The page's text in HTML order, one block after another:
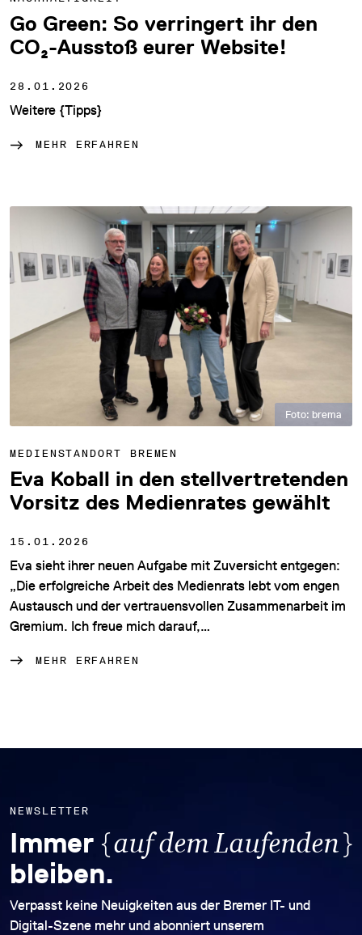
Go Green: So verringert ihr den
CO₂-Ausstoß eurer Website!
28.01.2026
Weitere {Tipps}
MEHR ERFAHREN
Foto: brema
MEDIENSTANDORT BREMEN
Eva Koball in den stellvertretenden
Vorsitz des Medienrates gewählt
15.01.2026
Eva sieht ihrer neuen Aufgabe mit Zuversicht entgegen:
„Die erfolgreiche Arbeit des Medienrats lebt vom engen
Austausch und der vertrauensvollen Zusammenarbeit im
Gremium. Ich freue mich darauf,…
MEHR ERFAHREN
NEWSLETTER
Immer {auf dem Laufenden}
bleiben.
Verpasst keine Neuigkeiten aus der Bremer IT- und
Digital-Szene mehr und abonniert unserem